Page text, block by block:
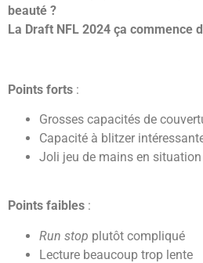
beauté ?
La Draft NFL 2024 ça commence
Points forts :
Grosses capacités de
Capacité à blitzer
Joli jeu de mains en
Points faibles :
Run stop plutôt compliqué
Lecture beaucoup trop lente